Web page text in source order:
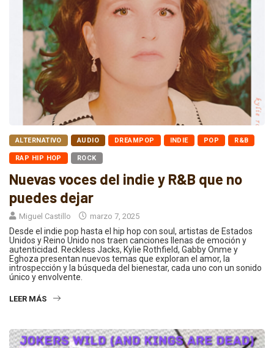
ALTERNATIVO AUDIO DREAMPOP INDIE POP R&B
RAP HIP HOP ROCK
Nuevas voces del indie y R&B que no
puedes dejar
Miguel Castillo marzo 7, 2025
Desde el indie pop hasta el hip hop con soul, artistas de Estados
Unidos y Reino Unido nos traen canciones llenas de emoción y
autenticidad. Reckless Jacks, Kylie Rothfield, Gabby Onme y
Eghoza presentan nuevos temas que exploran el amor, la
introspección y la búsqueda del bienestar, cada uno con un sonido
único y envolvente.
LEER MÁS